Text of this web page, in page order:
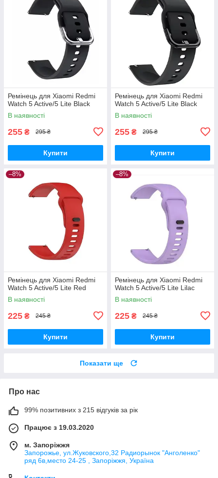
Ремінець для Xiaomi Redmi
Watch 5 Active/5 Lite Black
В наявності
255 ₴ 295 ₴
Купити
Ремінець для Xiaomi Redmi
Watch 5 Active/5 Lite Black
В наявності
255 ₴ 295 ₴
Купити
–8%
Ремінець для Xiaomi Redmi
Watch 5 Active/5 Lite Red
В наявності
225 ₴ 245 ₴
Купити
–8%
Ремінець для Xiaomi Redmi
Watch 5 Active/5 Lite Lilac
В наявності
225 ₴ 245 ₴
Купити
Показати ще
Про нас
99% позитивних з 215 відгуків за рік
Працює з 19.03.2020
м. Запоріжжя
Запорожье, ул.Жуковского,32 Радиорынок "Анголенко"
ряд 6в,место 24-25 , Запоріжжя, Україна